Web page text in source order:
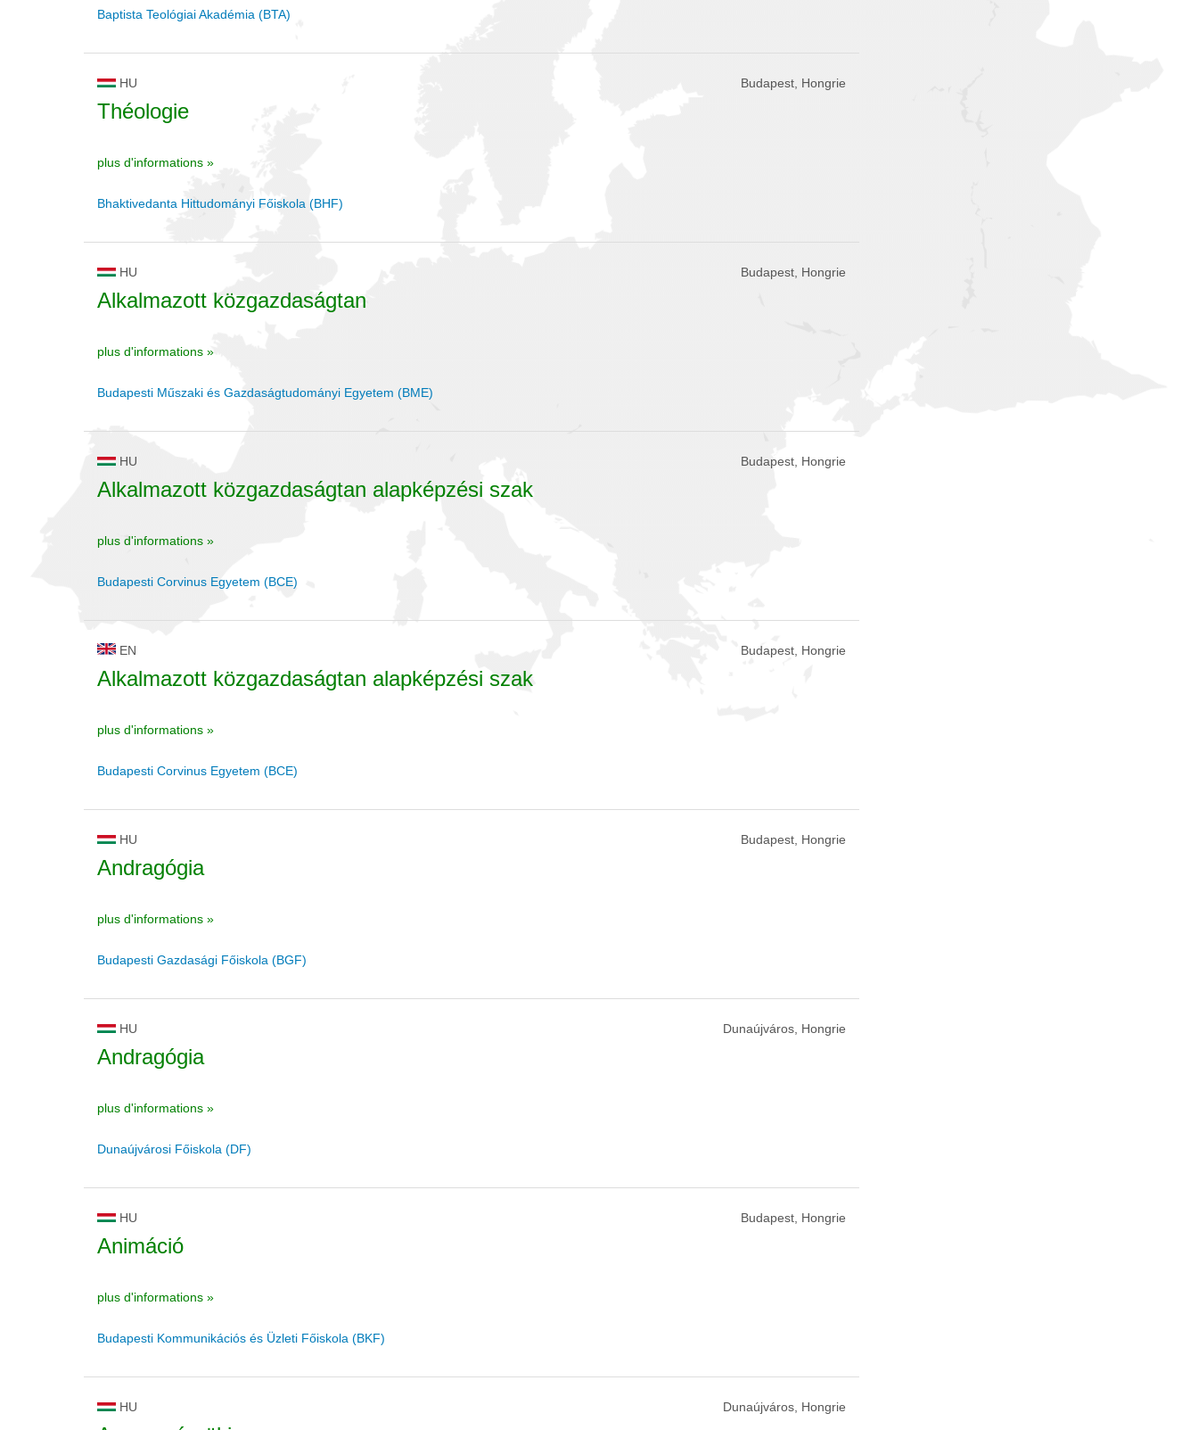
Baptista Teológiai Akadémia (BTA)
HU Budapest, Hongrie
Théologie
plus d'informations »
Bhaktivedanta Hittudományi Főiskola (BHF)
HU Budapest, Hongrie
Alkalmazott közgazdaságtan
plus d'informations »
Budapesti Műszaki és Gazdaságtudományi Egyetem (BME)
HU Budapest, Hongrie
Alkalmazott közgazdaságtan alapképzési szak
plus d'informations »
Budapesti Corvinus Egyetem (BCE)
EN Budapest, Hongrie
Alkalmazott közgazdaságtan alapképzési szak
plus d'informations »
Budapesti Corvinus Egyetem (BCE)
HU Budapest, Hongrie
Andragógia
plus d'informations »
Budapesti Gazdasági Főiskola (BGF)
HU Dunaújváros, Hongrie
Andragógia
plus d'informations »
Dunaújvárosi Főiskola (DF)
HU Budapest, Hongrie
Animáció
plus d'informations »
Budapesti Kommunikációs és Üzleti Főiskola (BKF)
HU Dunaújváros, Hongrie